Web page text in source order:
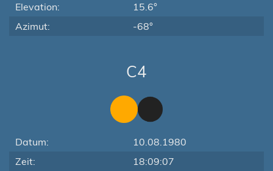
Elevation:
15.6°
Azimut:
-68°
C4
Datum:
10.08.1980
Zeit:
18:09:07